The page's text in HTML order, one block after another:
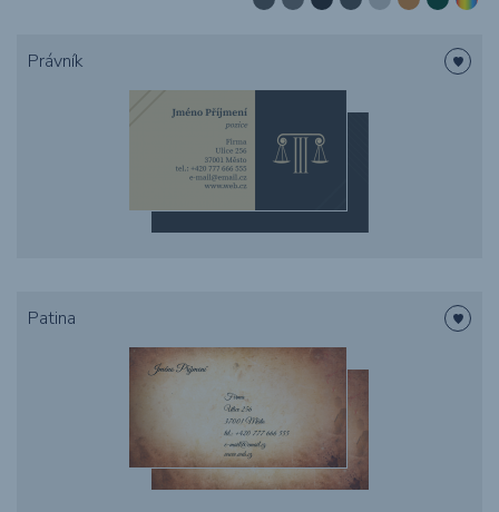
Potisk textilu
Obaly
Právník
Patina